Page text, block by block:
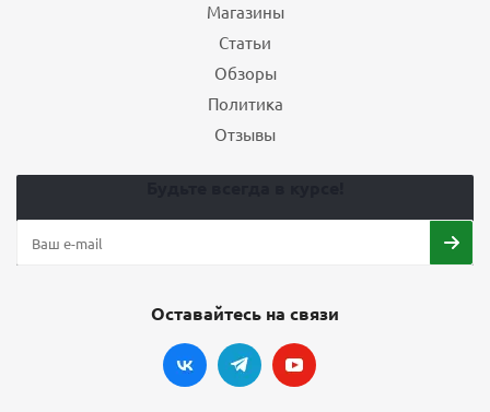
Магазины
Статьи
Обзоры
Политика
Отзывы
Оставайтесь на связи